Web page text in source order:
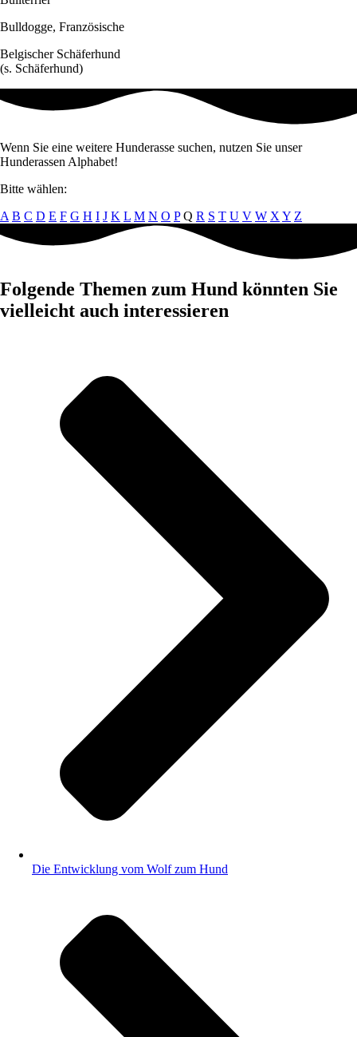
Bulldogge, Französische
Belgischer Schäferhund
(s. Schäferhund)
Wenn Sie eine weitere Hunderasse suchen, nutzen Sie unser
Hunderassen Alphabet!
Bitte wählen:
A B C D E F G H I J K L M N O P Q R S T U V W X Y Z
Folgende Themen zum Hund könnten Sie
vielleicht auch interessieren
Die Entwicklung vom Wolf zum Hund